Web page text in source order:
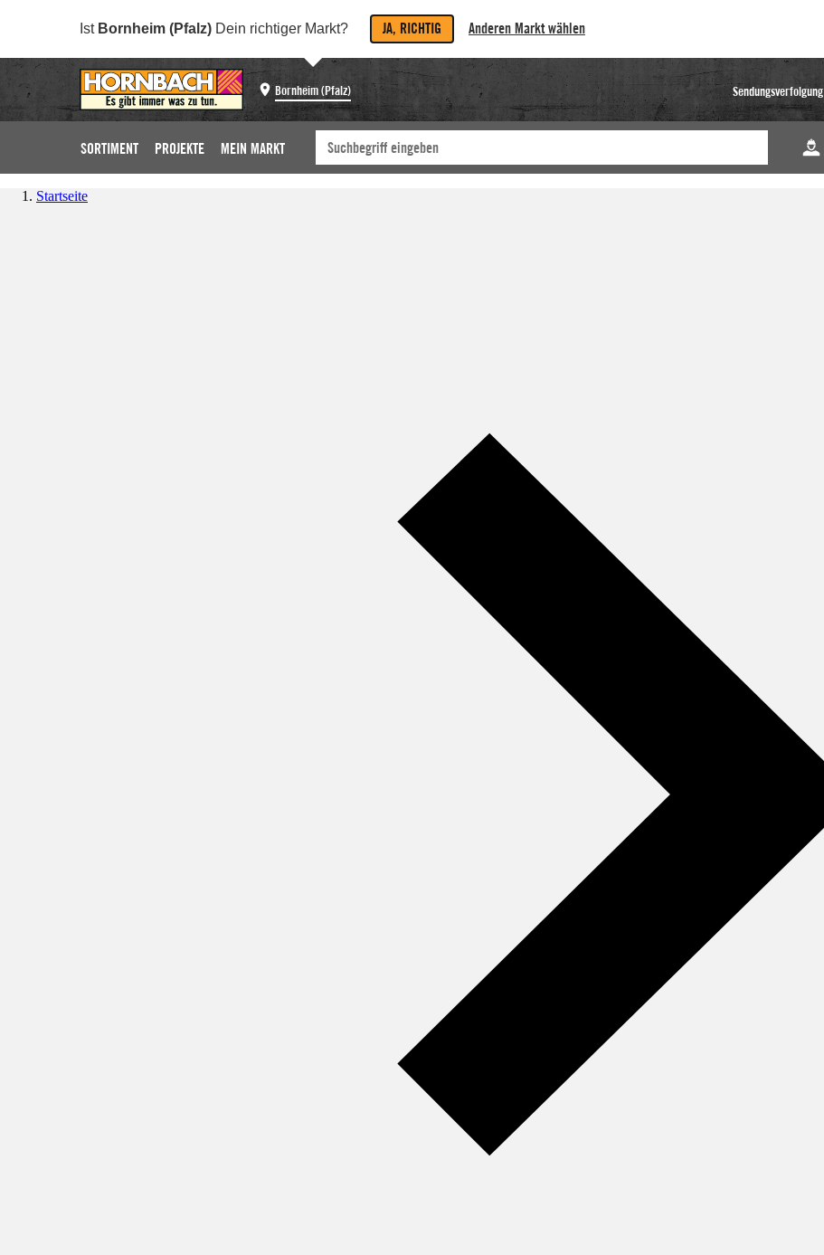
Ist Bornheim (Pfalz) Dein richtiger Markt? JA, RICHTIG Anderen Markt wählen
Bornheim (Pfalz) Sendungsverfolgung
SORTIMENT PROJEKTE MEIN MARKT
Startseite